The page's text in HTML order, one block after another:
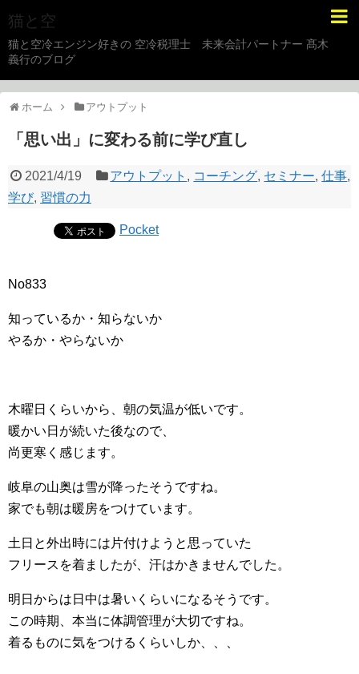
猫と空
猫と空冷エンジン好きの 空冷税理士 未来会計パートナー 髙木
義行のブログ
ホーム アウトプット
「思い出」に変わる前に学び直し
2021/4/19 アウトプット , コーチング, セミナー,仕事,
学び, 習慣の力
Pocket
No833
知っているか・知らないか
やるか・やらないか
木曜日くらいから、朝の気温が低いです。
暖かい日が続いた後なので、
尚更寒く感じます。
岐阜の山奥は雪が降ったそうですね。
家でも朝は暖房をつけています。
土日と外出時には片付けようと思っていた
フリースを着ましたが、汗はかきませんでした。
明日からは日中は暑いくらいになるそうです。
この時期、本当に体調管理が大切ですね。
着るものに気をつけるくらいしか、、、